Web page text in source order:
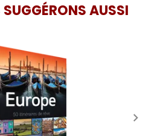
AUSSI